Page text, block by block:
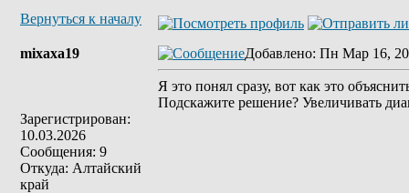
Вернуться к началу
mixaxa19
Зарегистрирован:
10.03.2026
Сообщения: 9
Откуда: Алтайский
край
Добавлено: Пн Мар 16,
Я это понял сразу, вот как это
Подскажите решение? Увеличивать